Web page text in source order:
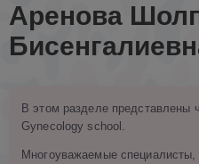
Аренова
В этом разделе представлены
Gynecology school.
Многоуважаемые